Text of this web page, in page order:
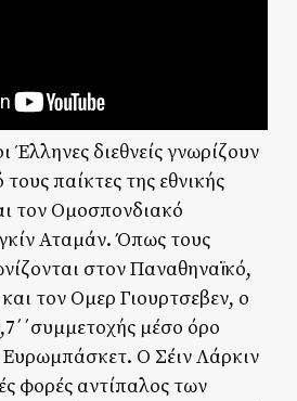
Έλληνες διεθνείς γνωρίζουν
παίκτες της εθνικής
τον Ομοσπονδιακό
Αταμάν. Όπως τους
στον Παναθηναϊκό,
τον Ομερ Γιουρτσεβεν, ο
μέσο όρο
Ευρωμπάσκετ. Ο Σέιν Λάρκιν
φορές αντίπαλος των